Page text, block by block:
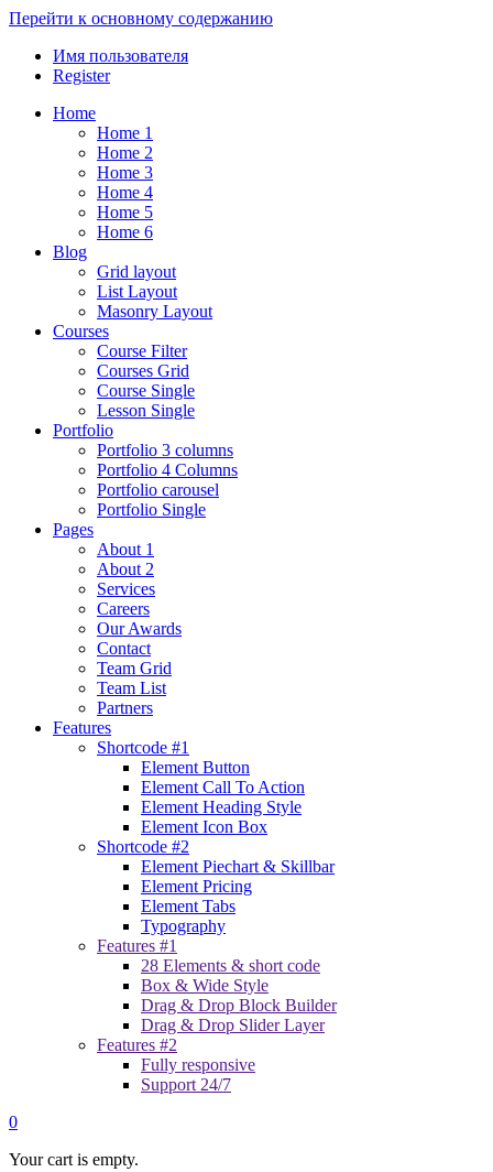
Перейти к основному содержанию
Имя пользователя
Register
Home
Home 1
Home 2
Home 3
Home 4
Home 5
Home 6
Blog
Grid layout
List Layout
Masonry Layout
Courses
Course Filter
Courses Grid
Course Single
Lesson Single
Portfolio
Portfolio 3 columns
Portfolio 4 Columns
Portfolio carousel
Portfolio Single
Pages
About 1
About 2
Services
Careers
Our Awards
Contact
Team Grid
Team List
Partners
Features
Shortcode #1
Element Button
Element Call To Action
Element Heading Style
Element Icon Box
Shortcode #2
Element Piechart & Skillbar
Element Pricing
Element Tabs
Typography
Features #1
28 Elements & short code
Box & Wide Style
Drag & Drop Block Builder
Drag & Drop Slider Layer
Features #2
Fully responsive
Support 24/7
0
Your cart is empty.